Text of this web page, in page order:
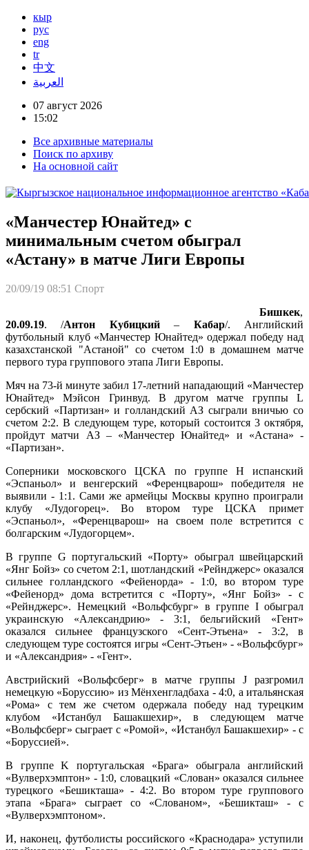
кыр
рус
eng
tr
中文
العربية
07 август 2026
15:02
Все архивные материалы
Поиск по архиву
На основной сайт
«Манчестер Юнайтед» с
минимальным счетом обыграл
«Астану» в матче Лиги Европы
20/09/19 08:51 Спорт
Бишкек,
20.09.19. /Антон Кубицкий– Кабар/. Английский
футбольный клуб «Манчестер Юнайтед» одержал победу над
казахстанской "Астаной" со счетом 1:0 в домашнем матче
первого тура группового этапа Лиги Европы.
Мяч на 73-й минуте забил 17-летний нападающий «Манчестер
Юнайтед» Мэйсон Гринвуд. В другом матче группы L
сербский «Партизан» и голландский АЗ сыграли вничью со
счетом 2:2. В следующем туре, который состоится 3 октября,
пройдут матчи АЗ – «Манчестер Юнайтед» и «Астана» -
«Партизан».
Соперники московского ЦСКА по группе H испанский
«Эспаньол» и венгерский «Ференцварош» победителя не
выявили - 1:1. Сами же армейцы Москвы крупно проиграли
клубу «Лудогорец». Во втором туре ЦСКА примет
«Эспаньол», «Ференцварош» на своем поле встретится с
болгарским «Лудогорцем».
В группе G португальский «Порту» обыграл швейцарский
«Янг Бойз» со счетом 2:1, шотландский «Рейнджерс» оказался
сильнее голландского «Фейенорда» - 1:0, во втором туре
«Фейенорд» дома встретится с «Порту», «Янг Бойз» - с
«Рейнджерс». Немецкий «Вольфсбург» в группе I обыграл
украинскую «Александрию» - 3:1, бельгийский «Гент»
оказался сильнее французского «Сент-Этьена» - 3:2, в
следующем туре состоятся игры «Сент-Этьен» - «Вольфсбург»
и «Александрия» - «Гент».
Австрийский «Вольфсберг» в матче группы J разгромил
немецкую «Боруссию» из Мёнхенгладбаха - 4:0, а итальянская
«Рома» с тем же счетом одержала победу над турецким
клубом «Истанбул Башакшехир», в следующем матче
«Вольфсберг» сыграет с «Ромой», «Истанбул Башакшехир» - с
«Боруссией».
В группе K португальская «Брага» обыграла английский
«Вулверхэмптон» - 1:0, словацкий «Слован» оказался сильнее
турецкого «Бешикташа» - 4:2. Во втором туре группового
этапа «Брага» сыграет со «Слованом», «Бешикташ» - с
«Вулверхэмптоном».
И, наконец, футболисты российского «Краснодара» уступили